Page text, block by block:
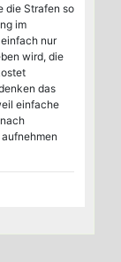
die Strafen so
im
nur
wird, die
das
einfache